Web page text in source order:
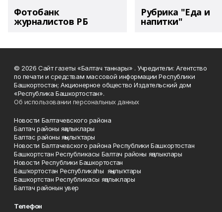
Фотобанк
журналистов РБ
Рубрика "Еда и
напитки"
© 2026 Сайт газеты «Балтач таннары» . Учредители: Агентство
по печати и средствам массовой информации Республики
Башкортостан; Акционерное общество Издательский дом
«Республика Башкортостан».
Об использовании персональных данных
Новости Балтачевского района
Балтач районы яңалыклары
Балтас районы яңылыҡтары
Новости Балтачевского района Республики Башкортостан
Башкортстан Республикасы Балтач районы яңалыклары
Новости Республики Башкортостан
Башҡортостан Республикаһы яңылыҡтары
Башкортстан Республикасы яңалыклары
Балтач районын увер
Телефон